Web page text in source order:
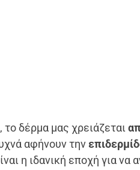
δέρμα μας χρειάζεται
αφήνουν την
η ιδανική εποχή για να